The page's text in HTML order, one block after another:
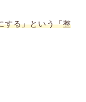
する」という「整